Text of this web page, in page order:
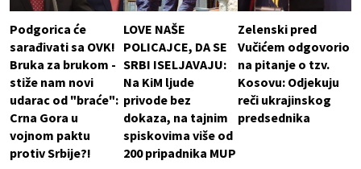
Podgorica će
sarađivati sa OVK!
Bruka za brukom -
stiže nam novi
udarac od "braće":
Crna Gora u
vojnom paktu
protiv Srbije?!
LOVE NAŠE
POLICAJCE, DA SE
SRBI ISELJAVAJU:
Na KiM ljude
privode bez
dokaza, na tajnim
spiskovima više od
200 pripadnika MUP
Zelenski pred
Vučićem odgovorio
na pitanje o tzv.
Kosovu: Odjekuju
reči ukrajinskog
predsednika